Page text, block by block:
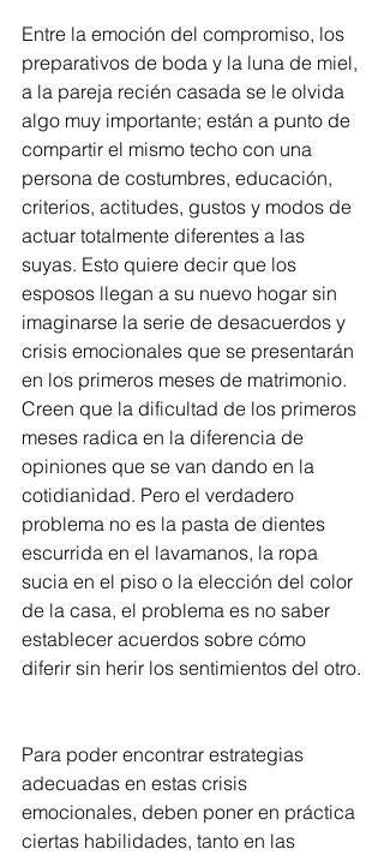
Entre la emoción del compromiso, los
preparativos de boda y la luna de miel,
a la pareja recién casada se le olvida
algo muy importante; están a punto de
compartir el mismo techo con una
persona de costumbres, educación,
criterios, actitudes, gustos y modos de
actuar totalmente diferentes a las
suyas. Esto quiere decir que los
esposos llegan a su nuevo hogar sin
imaginarse la serie de desacuerdos y
crisis emocionales que se presentarán
en los primeros meses de matrimonio.
Creen que la dificultad de los primeros
meses radica en la diferencia de
opiniones que se van dando en la
cotidianidad. Pero el verdadero
problema no es la pasta de dientes
escurrida en el lavamanos, la ropa
sucia en el piso o la elección del color
de la casa, el problema es no saber
establecer acuerdos sobre cómo
diferir sin herir los sentimientos del otro.
Para poder encontrar estrategias
adecuadas en estas crisis
emocionales, deben poner en práctica
ciertas habilidades, tanto en las